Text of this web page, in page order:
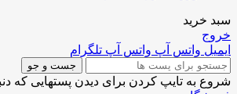
سبد خرید
خروج
ایمیل واتس آپ واتس آپ تلگرام
جست و جو
شروع به تایپ کردن برای دیدن پستهایی که